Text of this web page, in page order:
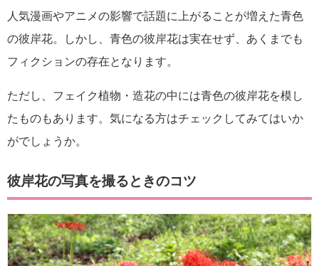
人気漫画やアニメの影響で話題に上がることが増えた青色
の彼岸花。しかし、青色の彼岸花は実在せず、あくまでも
フィクションの存在となります。
ただし、フェイク植物・造花の中には青色の彼岸花を模し
たものもあります。気になる方はチェックしてみてはいか
がでしょうか。
彼岸花の写真を撮るときのコツ